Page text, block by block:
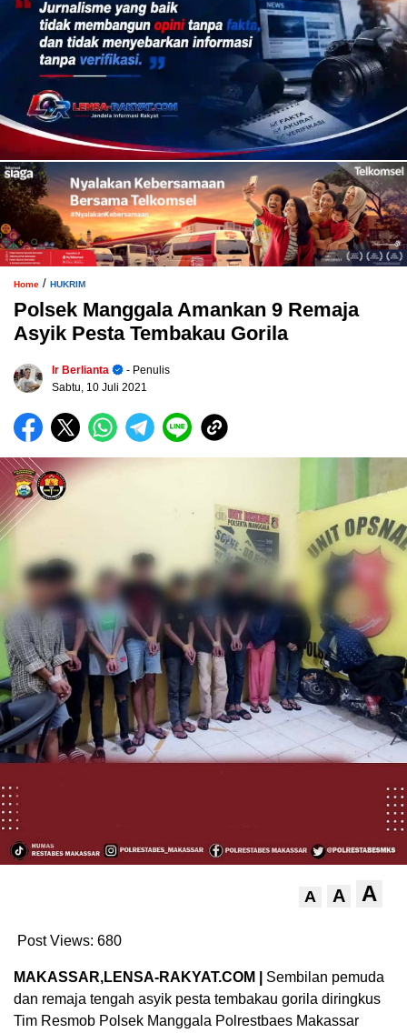
Home / HUKRIM
Polsek Manggala Amankan 9 Remaja
Asyik Pesta Tembakau Gorila
Ir Berlianta
- Penulis
Sabtu, 10 Juli 2021
A A A
Post Views: 680
MAKASSAR,LENSA-RAKYAT.COM | Sembilan pemuda
dan remaja tengah asyik pesta tembakau gorila diringkus
Tim Resmob Polsek Manggala Polrestbaes Makassar